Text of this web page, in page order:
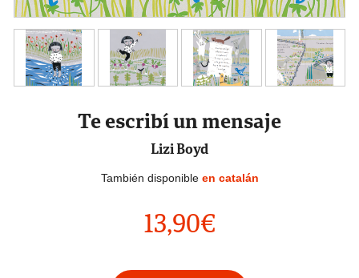
Te escribí un mensaje
Lizi Boyd
También disponible en catalán
13,90€